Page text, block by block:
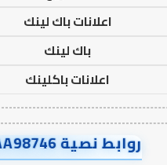
اعلانات باك لينك
باك لينك
اعلانات باكلينك
روابط نصية AA98746